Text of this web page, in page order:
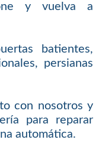
y vuelva a
batientes,
persianas
con nosotros y
para reparar
automática.